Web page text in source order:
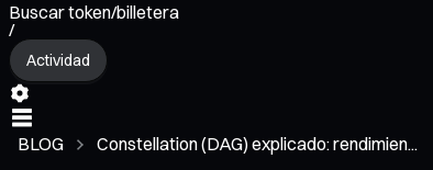
Buscar token/billetera
/
Actividad
BLOG Constellation (DAG) explicado: rendimien...